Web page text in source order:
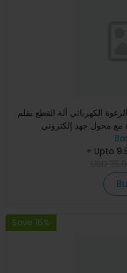
الكهربائية 3 في 1 قطاع الرغوة الكهربائي آلة القطع بقلم
+ Upto
Save 16%